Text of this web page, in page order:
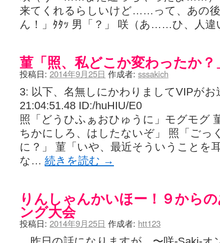
来てくれるらしいけど……って、あの
ん！」ﾀﾀｯ 男「？」 咲（あ……ひ、人
菫「照、私どこか変わったか？
投稿日: 2014年9月25日 作成者: sssakich
3: 以下、名無しにかわりましてVIPがお
21:04:51.48 ID:/huHIU/E0
照「どうひふぁおひゅうに」モグモグ
ちかにしろ、はしたないぞ」 照「ご
に？」 菫「いや、最近そういうことを
な… 続きを読む →
りんしゃんかいほー！９から
ング大会
投稿日: 2014年9月25日 作成者: htt123